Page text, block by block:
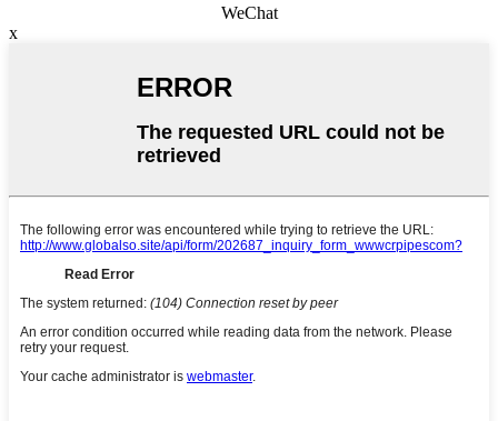
WeChat
x